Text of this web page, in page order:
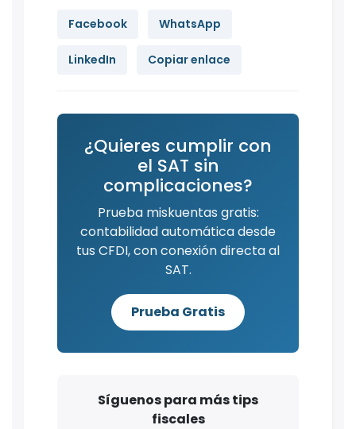
Facebook WhatsApp
LinkedIn Copiar enlace
¿Quieres cumplir con
el SAT sin
complicaciones?
Prueba miskuentas gratis:
contabilidad automática desde
tus CFDI, con conexión directa al
SAT.
Prueba Gratis
Síguenos para más tips
fiscales